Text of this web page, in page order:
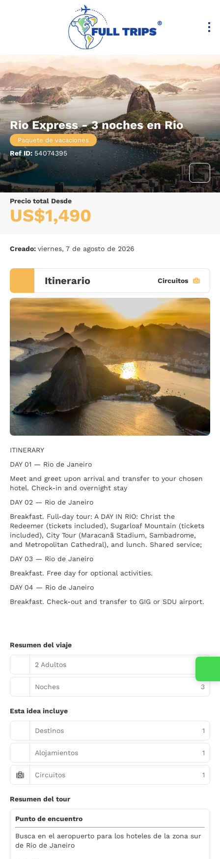
Rio Express - 3 noches en Rio
Paquete de vacaciones
Ref ID: 54074395
Precio total Desde
US$1,490
Creado: viernes, 7 de agosto de 2026
Itinerario Circuitos
ITINERARY
DAY 01 — Rio de Janeiro
Meet and greet upon arrival and transfer to your chosen
hotel. Check-in and overnight stay
DAY 02 — Rio de Janeiro
Breakfast. Full-day tour: A DAY IN RIO: Christ the
Redeemer (tickets included), Sugarloaf Mountain (tickets
included), City Tour (Maracanã Stadium, Sambadrome,
and Metropolitan Cathedral), and lunch. Shared service;
DAY 03 — Rio de Janeiro
Breakfast. Free day for optional activities.
DAY 04 — Rio de Janeiro
Breakfast. Check-out and transfer to GIG or SDU airport.
Resumen del viaje
2 Adultos
Noches 3
Esta idea incluye
Destinos 1
Alojamientos 1
Circuitos 1
Resumen del tour
Punto de encuentro
Busca en el aeropuerto para los hoteles de la zona sur
de Rio de Janeiro